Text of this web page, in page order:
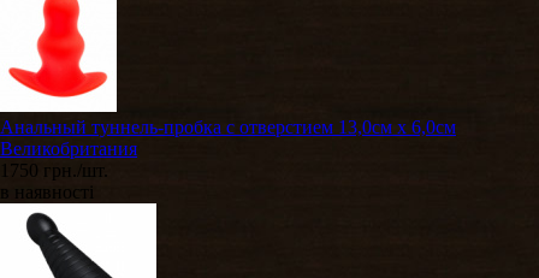
​Анальный туннель-пробка с отверстием 13,0см х 6,0см
Великобритания
1750 грн./шт.
в наявності